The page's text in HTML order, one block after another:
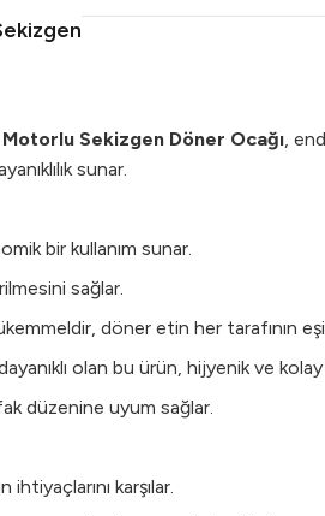
Sekizgen Döner Ocağı,
sunar.
bir kullanım sunar.
sağlar.
döner etin her tarafının
olan bu ürün, hijyenik ve
düzenine uyum sağlar.
karşılar.